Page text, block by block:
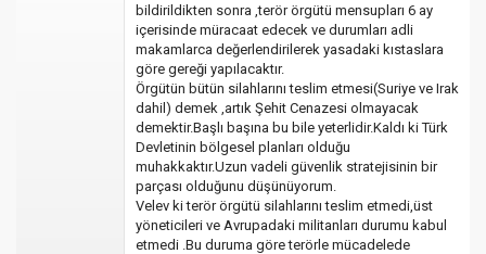
bildirildikten sonra ,terör örgütü mensupları 6 ay
içerisinde müracaat edecek ve durumları adli
makamlarca değerlendirilerek yasadaki kıstaslara
göre gereği yapılacaktır.
Örgütün bütün silahlarını teslim etmesi(Suriye ve Irak
dahil) demek ,artık Şehit Cenazesi olmayacak
demektir.Başlı başına bu bile yeterlidir.Kaldı ki Türk
Devletinin bölgesel planları olduğu
muhakkaktır.Uzun vadeli güvenlik stratejisinin bir
parçası olduğunu düşünüyorum.
Velev ki terör örgütü silahlarını teslim etmedi,üst
yöneticileri ve Avrupadaki militanları durumu kabul
etmedi .Bu duruma göre terörle mücadelede